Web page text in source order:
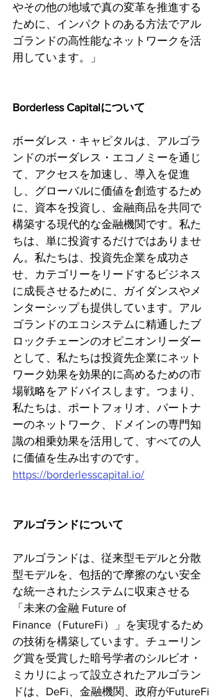
やその他の地域で真の変革を推進する
ために、インパクトのある方法でアル
ゴランドの高性能なネットワークを活
用しています。」
Borderless Capitalについて
ボーダレス・キャピタルは、アルゴラ
ンドのボーダレス・エコノミーを通じ
て、アクセスを加速し、導入を促進
し、グローバルに価値を創造するため
に、資本を投資し、金融商品を共同で
構築する現代的な金融機関です。私た
ちは、単に投資するだけではありませ
ん。私たちは、投資先企業を成功さ
せ、カテゴリーをリードするビジネス
に成長させるために、ガイダンスやメ
ンターシップも提供しています。アル
ゴランドのエコシステムに精通したブ
ロックチェーンのオピニオンリーダー
として、私たちは投資先企業にネット
ワーク効果を効果的に高めるための市
場戦略をアドバイスします。つまり、
私たちは、ポートフォリオ、パートナ
ーのネットワーク、ドメインの専門知
識の相乗効果を活用して、すべての人
に価値を生み出すのです。
https://borderlesscapital.io/
アルゴランドについて
アルゴランドは、従来型モデルと分散
型モデルを、包括的で摩擦のない安全
な統一されたシステムに収束させる
「未来の金融 Future of
Finance（FutureFi）」を実現するため
の技術を構築しています。チューリン
グ賞を受賞した暗号学者のシルビオ・
ミカリによって設立されたアルゴラン
ドは、DeFi、金融機関、政府がFutureFi